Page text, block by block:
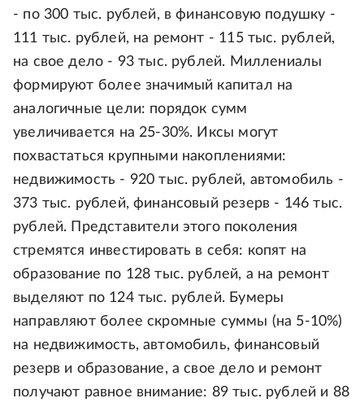
- по 300 тыс. рублей, в финансовую подушку -
111 тыс. рублей, на ремонт - 115 тыс. рублей,
на свое дело - 93 тыс. рублей. Миллениалы
формируют более значимый капитал на
аналогичные цели: порядок сумм
увеличивается на 25-30%. Иксы могут
похвастаться крупными накоплениями:
недвижимость - 920 тыс. рублей, автомобиль -
373 тыс. рублей, финансовый резерв - 146 тыс.
рублей. Представители этого поколения
стремятся инвестировать в себя: копят на
образование по 128 тыс. рублей, а на ремонт
выделяют по 124 тыс. рублей. Бумеры
направляют более скромные суммы (на 5-10%)
на недвижимость, автомобиль, финансовый
резерв и образование, а свое дело и ремонт
получают равное внимание: 89 тыс. рублей и 88